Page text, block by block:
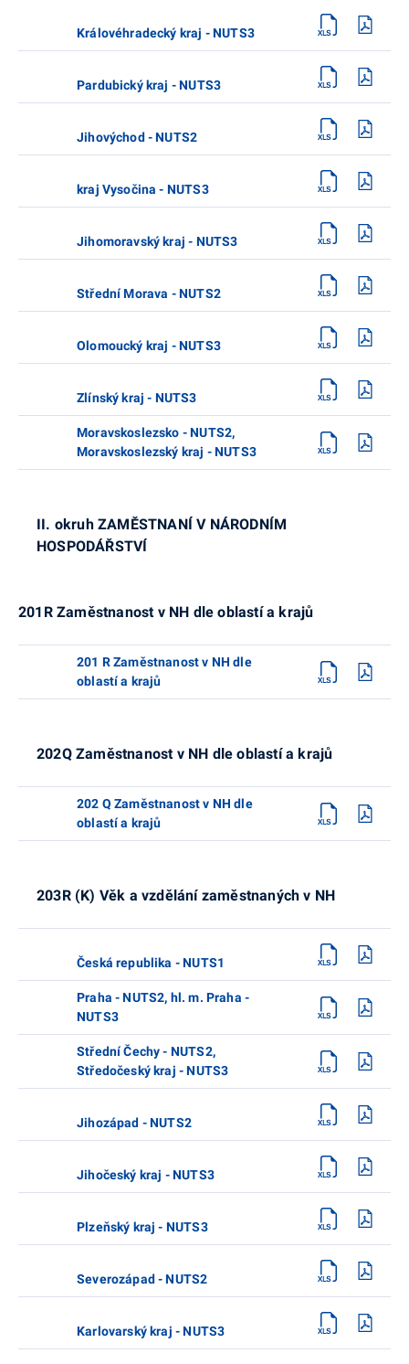
Královéhradecký kraj - NUTS3
Pardubický kraj - NUTS3
Jihovýchod - NUTS2
kraj Vysočina - NUTS3
Jihomoravský kraj - NUTS3
Střední Morava - NUTS2
Olomoucký kraj - NUTS3
Zlínský kraj - NUTS3
Moravskoslezsko - NUTS2,
Moravskoslezský kraj - NUTS3
II. okruh ZAMĚSTNANÍ V NÁRODNÍM
HOSPODÁŘSTVÍ
201R Zaměstnanost v NH dle oblastí a krajů
201 R Zaměstnanost v NH dle
oblastí a krajů
202Q Zaměstnanost v NH dle oblastí a krajů
202 Q Zaměstnanost v NH dle
oblastí a krajů
203R (K) Věk a vzdělání zaměstnaných v NH
Česká republika - NUTS1
Praha - NUTS2, hl. m. Praha -
NUTS3
Střední Čechy - NUTS2,
Středočeský kraj - NUTS3
Jihozápad - NUTS2
Jihočeský kraj - NUTS3
Plzeňský kraj - NUTS3
Severozápad - NUTS2
Karlovarský kraj - NUTS3